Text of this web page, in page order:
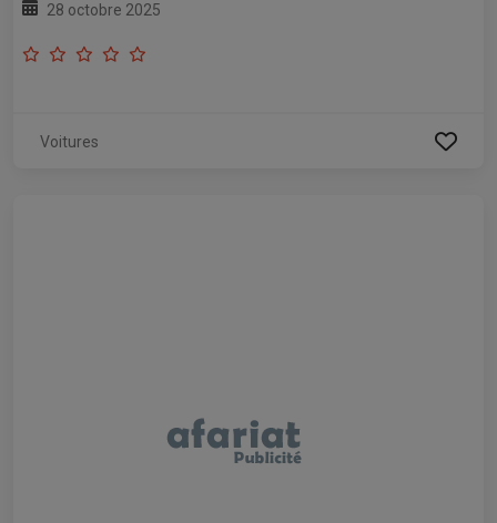
28 octobre 2025
Voitures